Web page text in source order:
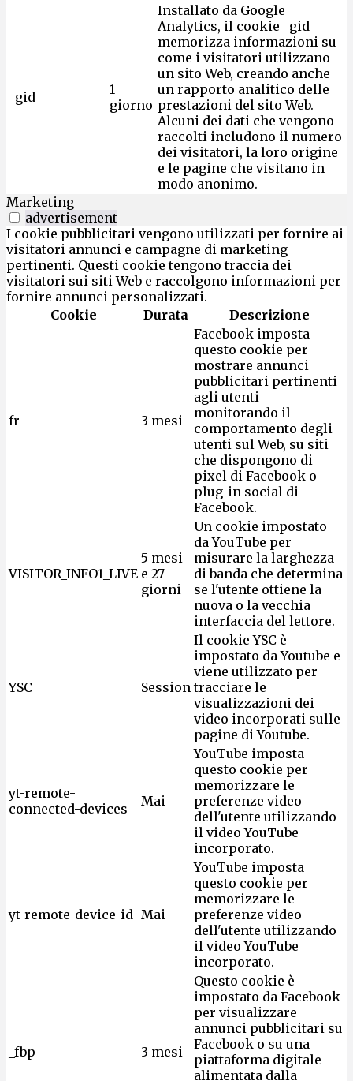
_gid
1
giorno
Installato da Google
Analytics, il cookie _gid
memorizza informazioni su
come i visitatori utilizzano
un sito Web, creando anche
un rapporto analitico delle
prestazioni del sito Web.
Alcuni dei dati che vengono
raccolti includono il numero
dei visitatori, la loro origine
e le pagine che visitano in
modo anonimo.
Marketing
advertisement
I cookie pubblicitari vengono utilizzati per fornire ai
visitatori annunci e campagne di marketing
pertinenti. Questi cookie tengono traccia dei
visitatori sui siti Web e raccolgono informazioni per
fornire annunci personalizzati.
Cookie
Durata Descrizione
fr 3 mesi
Facebook imposta
questo cookie per
mostrare annunci
pubblicitari pertinenti
agli utenti
monitorando il
comportamento degli
utenti sul Web, su siti
che dispongono di
pixel di Facebook o
plug-in social di
Facebook.
VISITOR_INFO1_LIVE
5 mesi
e 27
giorni
Un cookie impostato
da YouTube per
misurare la larghezza
di banda che determina
se l'utente ottiene la
nuova o la vecchia
interfaccia del lettore.
YSC Session
Il cookie YSC è
impostato da Youtube e
viene utilizzato per
tracciare le
visualizzazioni dei
video incorporati sulle
pagine di Youtube.
yt-remote-
connected-devices
Mai
YouTube imposta
questo cookie per
memorizzare le
preferenze video
dell'utente utilizzando
il video YouTube
incorporato.
yt-remote-device-id Mai
YouTube imposta
questo cookie per
memorizzare le
preferenze video
dell'utente utilizzando
il video YouTube
incorporato.
_fbp 3 mesi
Questo cookie è
impostato da Facebook
per visualizzare
annunci pubblicitari su
Facebook o su una
piattaforma digitale
alimentata dalla